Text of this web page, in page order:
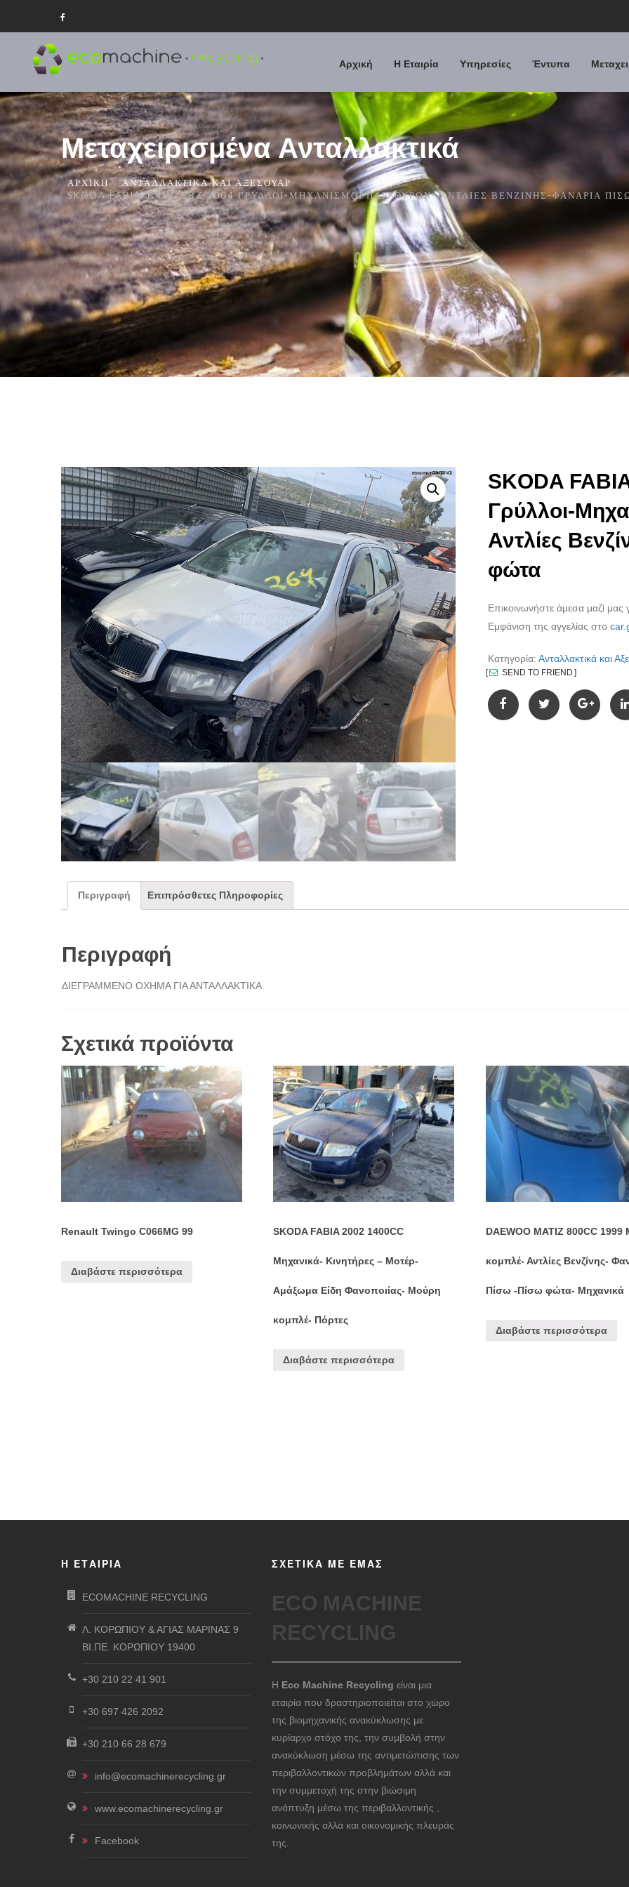
Αρχική Η Εταιρία Υπηρεσίες Έντυπα
Μεταχειρισμένα Ανταλλακτικά
ΑΡΧΙΚΉ
ΑΝΤΑΛΛΑΚΤΙΚΆ ΚΑΙ ΑΞΕΣΟΥΆΡ
SKODA FABIA 1.4CC BBZ 2004 ΓΡΎΛΛΟΙ-ΜΗΧΑΝΙΣΜΟΊ ΠΑΡΑΘΎΡΩΝ- ΑΝΤΛΊΕΣ ΒΕΝΖΊΝΗΣ-ΦΑΝΆΡΙΑ
SKODA
Γρύλλοι-
Αντλίες
φώτα
Επικοινωνήστε άμεσα μαζί μας
Εμφάνιση της αγγελίας στο
Κατηγορία:Ανταλλακτικά και
SEND TO FRIEND
Περιγραφή Επιπρόσθετες Πληροφορίες
Περιγραφή
ΔΙΕΓΡΑΜΜΕΝΟ ΟΧΗΜΑ ΓΙΑ ΑΝΤΑΛΛΑΚΤΙΚΑ
Σχετικά προϊόντα
Renault Twingo C066MG 99
Διαβάστε περισσότερα
SKODA FABIA 2002 1400CC
Μηχανικά- Κινητήρες – Μοτέρ-
Αμάξωμα Είδη Φανοποιίας- Μούρη
κομπλέ- Πόρτες
Διαβάστε περισσότερα
DAEWOO MATIZ 800CC 1999
κομπλέ- Αντλίες Βενζίνης-
Πίσω -Πίσω φώτα- Μηχανικά
Διαβάστε περισσότερα
Η ΕΤΑΙΡΊΑ
ECOMACHINE RECYCLING
Λ. ΚΟΡΩΠΙΟΥ & ΑΓΙΑΣ ΜΑΡΙΝΑΣ 9
ΒΙ.ΠΕ. ΚΟΡΩΠΙΟΥ 19400
+30 210 22 41 901
+30 697 426 2092
+30 210 66 28 679
info@ecomachinerecycling.gr
www.ecomachinerecycling.gr
Facebook
ΣΧΕΤΙΚΑ ΜΕ ΕΜΑΣ
ECO MACHINE
RECYCLING
Η Eco Machine Recycling είναι μια
εταιρία που δραστηριοποιείται στο χώρο
της βιομηχανικής ανακύκλωσης με
κυρίαρχο στόχο της, την συμβολή στην
ανακύκλωση μέσω της αντιμετώπισης των
περιβαλλοντικών προβλημάτων αλλά και
την συμμετοχή της στην βιώσιμη
ανάπτυξη μέσω της περιβαλλοντικής ,
κοινωνικής αλλά και οικονομικής πλευράς
της.